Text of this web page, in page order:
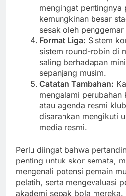
mengingat pentingnya
kemungkinan besar
sesak oleh
Format Liga: Sistem
sistem round-robin di
saling berhadapan
sepanjang musim.
Catatan Tambahan:
mengalami perubahan
atau agenda resmi
disarankan mengikuti
media resmi.
Perlu diingat bahwa
penting untuk skor semata,
mengenali potensi pemain
pelatih, serta mengevaluasi
akademi sepak bola mereka.